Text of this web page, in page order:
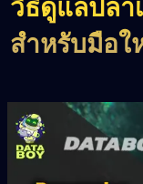
วิธีดูแลปลา
สำหรับมือใ